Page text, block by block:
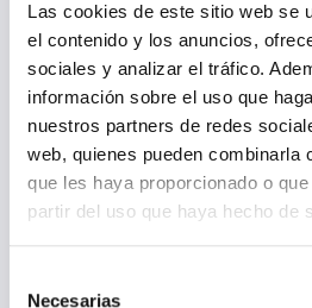
Las cookies de este sitio web se
el contenido y los anuncios,
sociales y analizar el tráfico.
información sobre el uso que
nuestros partners de redes
web, quienes pueden combinarla
que les haya proporcionado o
partir del uso que haya hecho de
Necesarias
Archivo
julio 2026
mayo
marzo